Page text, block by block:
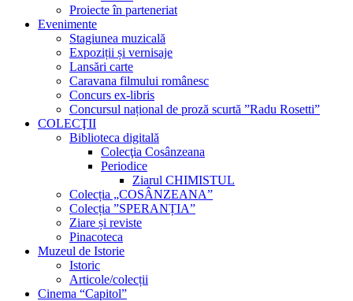
Proiecte în parteneriat
Evenimente
Stagiunea muzicală
Expoziții și vernisaje
Lansări carte
Caravana filmului românesc
Concurs ex-libris
Concursul național de proză scurtă ”Radu Rosetti”
COLECŢII
Biblioteca digitală
Colecţia Cosânzeana
Periodice
Ziarul CHIMISTUL
Colecția „COSÂNZEANA”
Colecția ”SPERANȚIA”
Ziare și reviste
Pinacoteca
Muzeul de Istorie
Istoric
Articole/colecții
Cinema “Capitol”